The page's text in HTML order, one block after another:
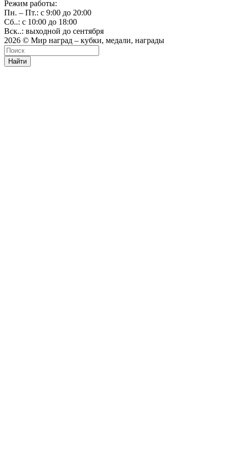
Режим работы:
Пн. – Пт.: с 9:00 до 20:00
Сб..: с 10:00 до 18:00
Вск..: выходной до сентября
2026 © Мир наград – кубки, медали, награды
Найти